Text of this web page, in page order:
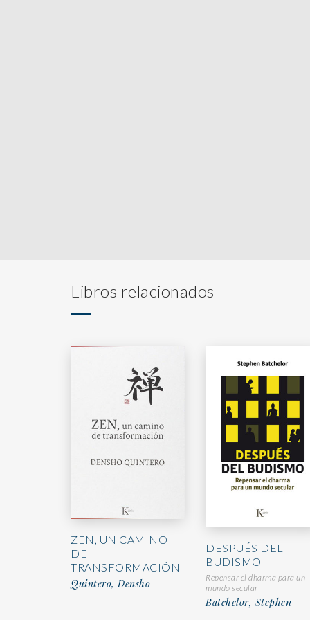
Libros relacionados
ZEN, UN CAMINO
DE
TRANSFORMACIÓN
Quintero, Densho
DESPUÉS DEL
BUDISMO
Repensar el dharma para un
mundo secular
Batchelor, Stephen